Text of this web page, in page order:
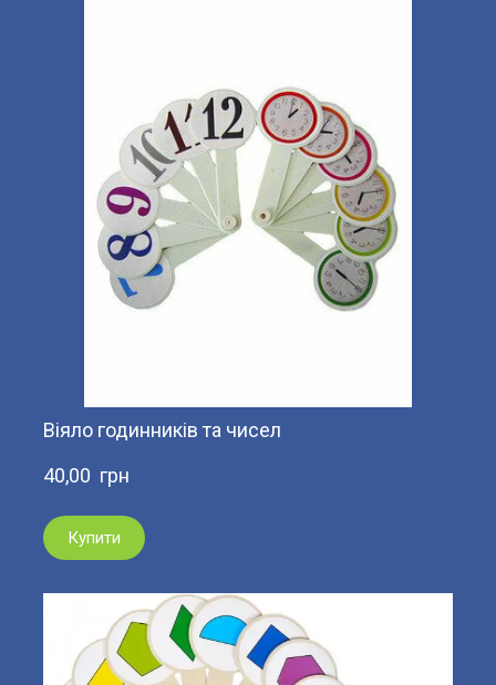
Віяло годинників та чисел
40,00  грн
Купити